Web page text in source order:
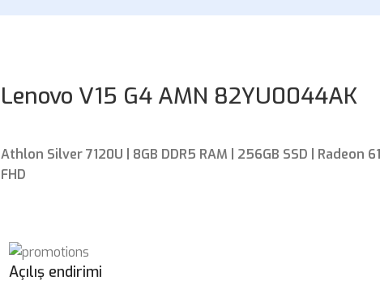
Lenovo V15 G4 AMN 82YU0044AK
Athlon Silver 7120U | 8GB DDR5 RAM | 256GB SSD | Radeon
FHD
Açılış endirimi